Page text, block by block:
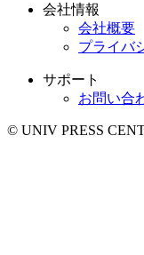
会社情報
会社概要
プライバ
サポート
お問い合
© UNIV PRESS